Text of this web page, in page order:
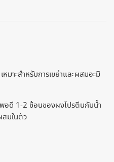
าะสำหรับการเขย่าและผสมอะมิ
อดี 1-2 ช้อนของผงโปรตีนกับน้ำ
มในตัว